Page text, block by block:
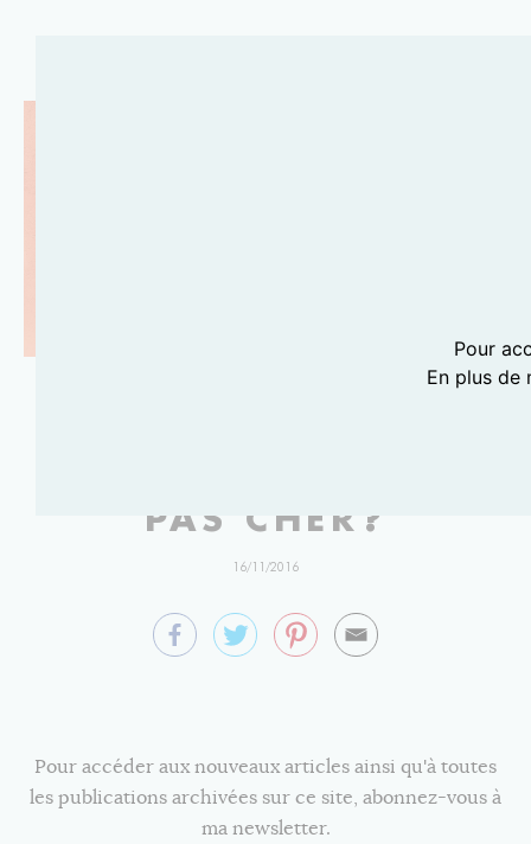
PAS CHER?
16/11/2016
Pour accéder aux nouveaux articles ainsi qu'à toutes
les publications archivées sur ce site, abonnez-vous à
ma newsletter.
Pour
En plus de